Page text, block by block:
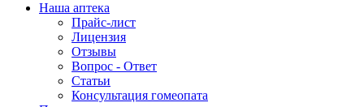
Наша аптека
Прайс-лист
Лицензия
Отзывы
Вопрос - Ответ
Статьи
Консультация гомеопата